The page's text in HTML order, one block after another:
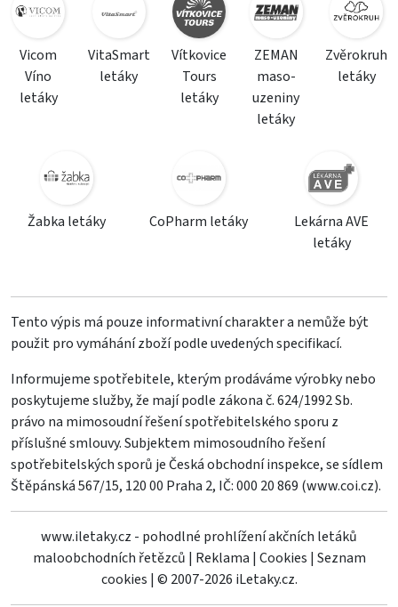
Vicom
Víno
letáky
VitaSmart
letáky
Vítkovice
Tours
letáky
ZEMAN
maso-
uzeniny
letáky
Zvěrokruh
letáky
Žabka letáky CoPharm letáky
Lekárna AVE
letáky
Tento výpis má pouze informativní charakter a nemůže být
použit pro vymáhání zboží podle uvedených specifikací.
Informujeme spotřebitele, kterým prodáváme výrobky nebo
poskytujeme služby, že mají podle zákona č. 624/1992 Sb.
právo na mimosoudní řešení spotřebitelského sporu z
příslušné smlouvy. Subjektem mimosoudního řešení
spotřebitelských sporů je Česká obchodní inspekce, se sídlem
Štěpánská 567/15, 120 00 Praha 2, IČ: 000 20 869 (www.coi.cz).
www.iletaky.cz - pohodlné prohlížení akčních letáků
maloobchodních řetězců | Reklama | Cookies | Seznam
cookies | © 2007-2026 iLetaky.cz.